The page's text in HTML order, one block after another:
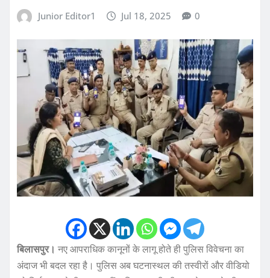
Junior Editor1 Jul 18, 2025 0
बिलासपुर। नए आपराधिक कानूनों के लागू होते ही पुलिस विवेचना का
अंदाज भी बदल रहा है। पुलिस अब घटनास्थल की तस्वीरों और वीडियो